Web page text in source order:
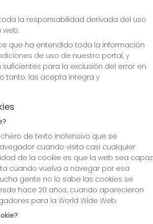
toda la responsabilidad derivada del uso
web.
que ha entendido toda la información
de uso de nuestro portal, y
para la exclusión del error en
tanto, las acepta integra y
de texto inofensivo que se
cuando visita casi cualquier
de la cookie es que la web sea capaz
cuando vuelva a navegar por esa
gente no lo sabe las cookies se
hace 20 años, cuando aparecieron
para la World Wide Web.